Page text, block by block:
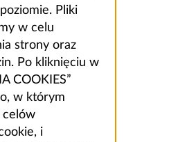
Pliki
w celu
strony oraz
Po kliknięciu w
COOKIES”
w którym
celów
i